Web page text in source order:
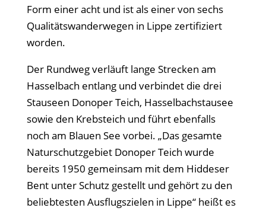
Form einer acht und ist als einer von sechs
Qualitätswanderwegen in Lippe zertifiziert
worden.
Der Rundweg verläuft lange Strecken am
Hasselbach entlang und verbindet die drei
Stauseen Donoper Teich, Hasselbachstausee
sowie den Krebsteich und führt ebenfalls
noch am Blauen See vorbei. „Das gesamte
Naturschutzgebiet Donoper Teich wurde
bereits 1950 gemeinsam mit dem Hiddeser
Bent unter Schutz gestellt und gehört zu den
beliebtesten Ausflugszielen in Lippe“ heißt es